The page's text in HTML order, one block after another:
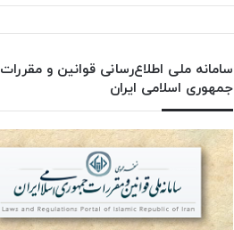
سامانه ملی اطلاع‌رسانی قوانین و مقررات
جمهوری اسلامی ایران